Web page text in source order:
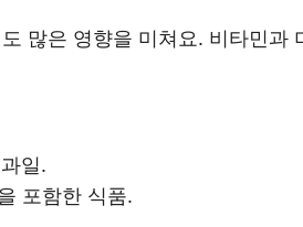
많은 영향을 미쳐요. 비타민과
일.
포함한 식품.